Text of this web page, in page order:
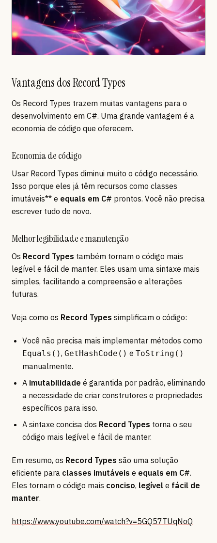
Vantagens dos Record Types
Os Record Types trazem muitas vantagens para o
desenvolvimento em C#. Uma grande vantagem é a
economia de código que oferecem.
Economia de código
Usar Record Types diminui muito o código necessário.
Isso porque eles já têm recursos como classes
imutáveis** e equals em C# prontos. Você não precisa
escrever tudo de novo.
Melhor legibilidade e manutenção
Os Record Types também tornam o código mais
legível e fácil de manter. Eles usam uma sintaxe mais
simples, facilitando a compreensão e alterações
futuras.
Veja como os Record Types simplificam o código:
Você não precisa mais implementar métodos como
Equals(), GetHashCode() e ToString()
manualmente.
A imutabilidade é garantida por padrão, eliminando
a necessidade de criar construtores e propriedades
específicos para isso.
A sintaxe concisa dos Record Types torna o seu
código mais legível e fácil de manter.
Em resumo, os Record Types são uma solução
eficiente para classes imutáveis e equals em C#.
Eles tornam o código mais conciso, legível e fácil de
manter.
https://www.youtube.com/watch?v=5GQ57TUqNoQ